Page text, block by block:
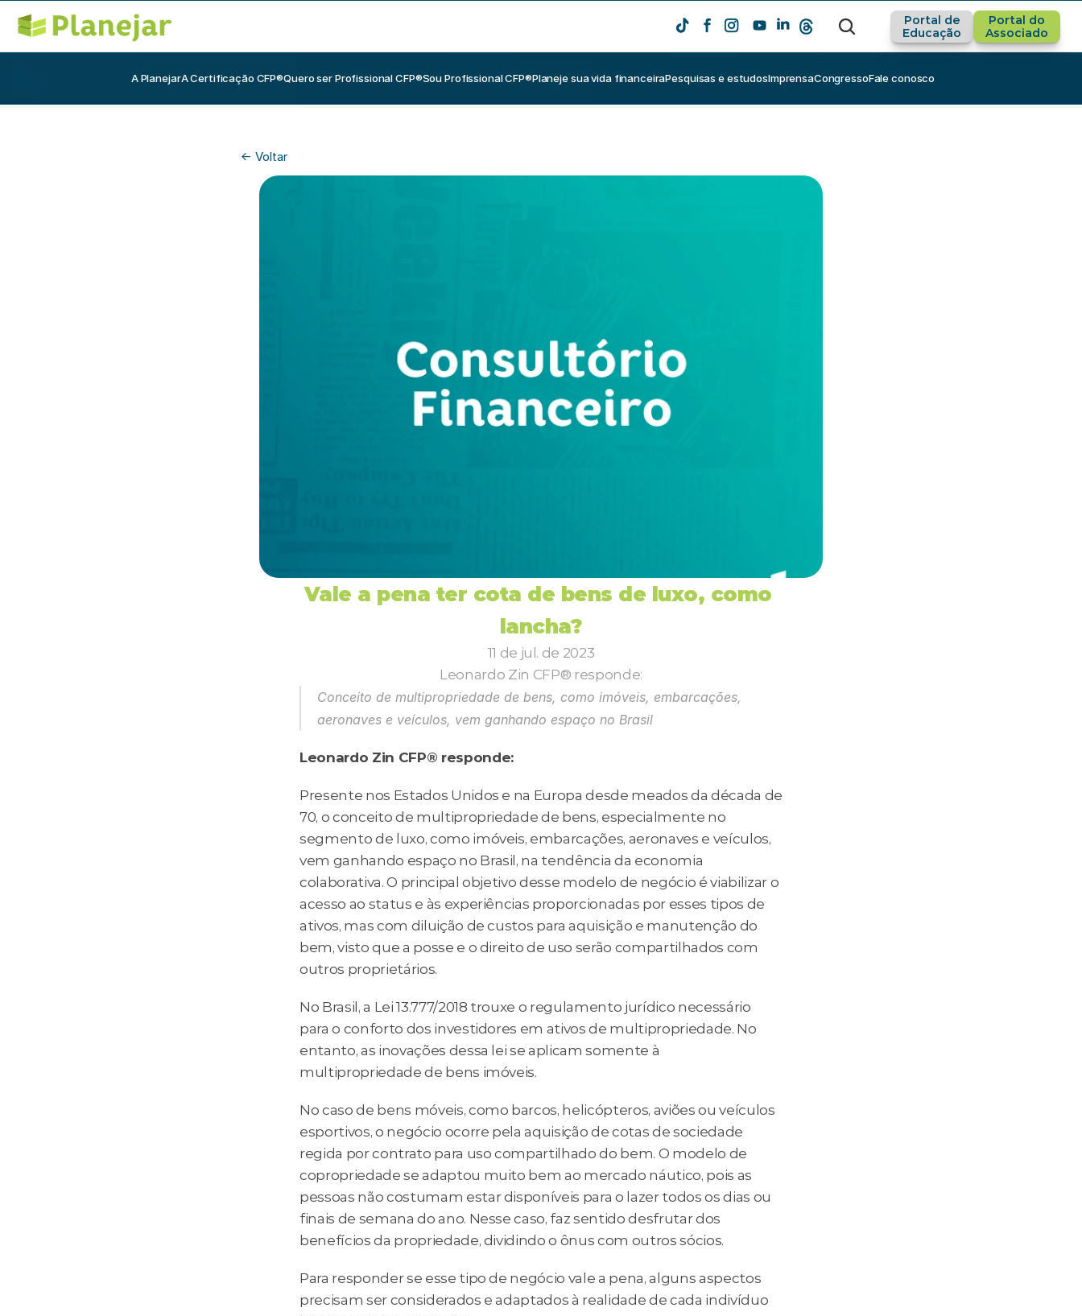
Portal de
Educação
Portal do
Associado
A PlanejarA Certificação CFP®Quero ser Profissional CFP®Sou Profissional CFP®Planeje sua vida financeiraPesquisas e estudosImprensaCongressoFale conosco
<- Voltar
Vale a pena ter cota de bens de luxo, como
lancha?
11 de jul. de 2023
Leonardo Zin CFP® responde:
Conceito de multipropriedade de bens, como imóveis, embarcações,
aeronaves e veículos, vem ganhando espaço no Brasil
Leonardo Zin CFP® responde:
Presente nos Estados Unidos e na Europa desde meados da década de
70, o conceito de multipropriedade de bens, especialmente no
segmento de luxo, como imóveis, embarcações, aeronaves e veículos,
vem ganhando espaço no Brasil, na tendência da economia
colaborativa. O principal objetivo desse modelo de negócio é viabilizar o
acesso ao status e às experiências proporcionadas por esses tipos de
ativos, mas com diluição de custos para aquisição e manutenção do
bem, visto que a posse e o direito de uso serão compartilhados com
outros proprietários.
No Brasil, a Lei 13.777/2018 trouxe o regulamento jurídico necessário
para o conforto dos investidores em ativos de multipropriedade. No
entanto, as inovações dessa lei se aplicam somente à
multipropriedade de bens imóveis.
No caso de bens móveis, como barcos, helicópteros, aviões ou veículos
esportivos, o negócio ocorre pela aquisição de cotas de sociedade
regida por contrato para uso compartilhado do bem. O modelo de
copropriedade se adaptou muito bem ao mercado náutico, pois as
pessoas não costumam estar disponíveis para o lazer todos os dias ou
finais de semana do ano. Nesse caso, faz sentido desfrutar dos
benefícios da propriedade, dividindo o ônus com outros sócios.
Para responder se esse tipo de negócio vale a pena, alguns aspectos
precisam ser considerados e adaptados à realidade de cada indivíduo